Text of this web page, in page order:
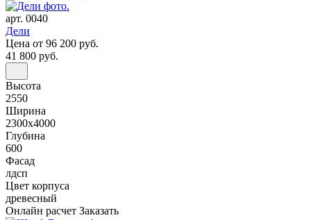
арт. 0040
Дели
Цена от 96 200 руб.
41 800 руб.
Высота
2550
Ширина
2300x4000
Глубина
600
Фасад
лдсп
Цвет корпуса
древесный
Онлайн расчет Заказать